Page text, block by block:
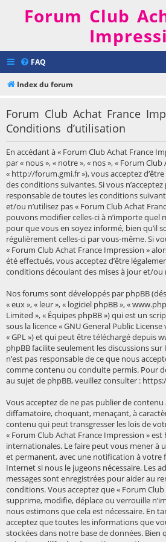
Forum Club
FAQ
Index du forum
Forum Club Achat France
Conditions d’utilisation
En accédant à « Forum Club Achat France
par « nous », « notre », « nos », « Forum
« http://forum.gmi.fr »), vous acceptez
des conditions suivantes. Si vous n’acceptez
responsable de toutes les conditions
et/ou n’utilisez pas « Forum Club Achat
pouvons modifier celles-ci à n’importe
pour que vous en soyez informé, bien qu’il
régulièrement celles-ci par vous-même. Si
« Forum Club Achat France Impression »
été effectués, vous acceptez d’être
conditions découlant des mises à jour et/
Nos forums sont développés par phpBB
« eux », « leur », « logiciel phpBB », «
Limited », « Équipes phpBB ») qui est un
sous la licence «GNU General Public License
« GPL ») et qui peut être téléchargé depuis
phpBB facilite seulement les discussions
n’est pas responsable de ce que nous
comme contenu ou conduite permis. Pour
au sujet de phpBB, veuillez consulter :
Vous acceptez de ne pas publier de
diffamatoire, choquant, menaçant, à
contenu qui peut transgresser les lois de
« Forum Club Achat France Impression » est
internationales. Le faire peut vous mener à
et permanent, avec une notification à votre
Internet si nous le jugeons nécessaire. Les
messages sont enregistrées pour aider au
conditions. Vous acceptez que « Forum
supprime, modifie, déplace ou verrouille
nous estimons que cela est nécessaire. En
acceptez que toutes les informations que
stockées dans notre base de données. Bien